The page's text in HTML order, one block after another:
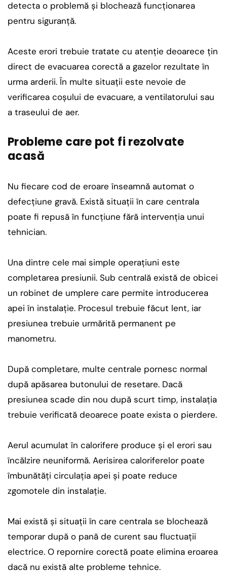
detecta o problemă și blochează funcționarea
pentru siguranță.
Aceste erori trebuie tratate cu atenție deoarece țin
direct de evacuarea corectă a gazelor rezultate în
urma arderii. În multe situații este nevoie de
verificarea coșului de evacuare, a ventilatorului sau
a traseului de aer.
Probleme care pot fi rezolvate
acasă
Nu fiecare cod de eroare înseamnă automat o
defecțiune gravă. Există situații în care centrala
poate fi repusă în funcțiune fără intervenția unui
tehnician.
Una dintre cele mai simple operațiuni este
completarea presiunii. Sub centrală există de obicei
un robinet de umplere care permite introducerea
apei în instalație. Procesul trebuie făcut lent, iar
presiunea trebuie urmărită permanent pe
manometru.
După completare, multe centrale pornesc normal
după apăsarea butonului de resetare. Dacă
presiunea scade din nou după scurt timp, instalația
trebuie verificată deoarece poate exista o pierdere.
Aerul acumulat în calorifere produce și el erori sau
încălzire neuniformă. Aerisirea caloriferelor poate
îmbunătăți circulația apei și poate reduce
zgomotele din instalație.
Mai există și situații în care centrala se blochează
temporar după o pană de curent sau fluctuații
electrice. O repornire corectă poate elimina eroarea
dacă nu există alte probleme tehnice.